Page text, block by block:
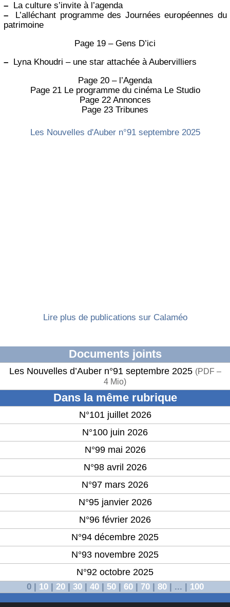
–La culture s’invite à l’agenda
–L’alléchant programme des Journées européennes du
patrimoine
Page 19 – Gens D’ici
–Lyna Khoudri – une star attachée à Aubervilliers
Page 20 – l’Agenda
Page 21 Le programme du cinéma Le Studio
Page 22 Annonces
Page 23 Tribunes
Les Nouvelles d'Auber n°91 septembre 2025
Lire plus de publications sur Calaméo
Documents joints
Les Nouvelles d’Auber n°91 septembre 2025 (PDF –
4 Mio)
Dans la même rubrique
N°101 juillet 2026
N°100 juin 2026
N°99 mai 2026
N°98 avril 2026
N°97 mars 2026
N°95 janvier 2026
N°96 février 2026
N°94 décembre 2025
N°93 novembre 2025
N°92 octobre 2025
0| 10| 20| 30| 40| 50| 60| 70| 80| ... | 100